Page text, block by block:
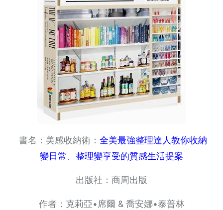
書名：美感收納術： 全美最強整理達人教你收納
變日常、整理變享受的質感生活提案
出版社：商周出版
作者：克莉亞•席爾 & 喬安娜•泰普林